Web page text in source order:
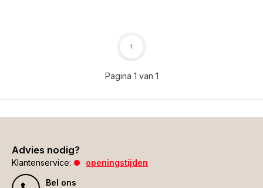
Pagina 1 van 1
1
Advies nodig?
Klantenservice:
openingstijden
Bel ons